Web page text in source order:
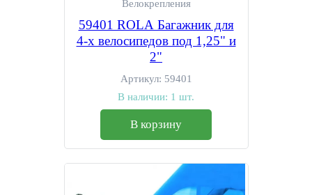
Велокрепления
59401 ROLA Багажник для
4-х велосипедов под 1,25" и
2"
Артикул: 59401
В наличии: 1 шт.
В корзину